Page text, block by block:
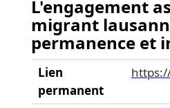
L'engagement
migrant
permanence et
Lien
permanent